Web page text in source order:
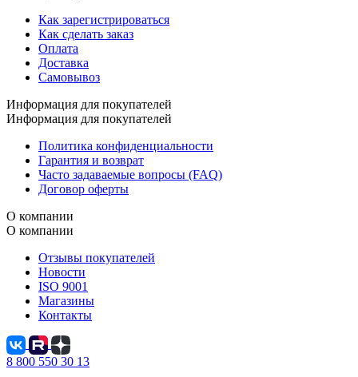
Как зарегистрироваться
Как сделать заказ
Оплата
Доставка
Самовывоз
Информация для покупателей
Информация для покупателей
Политика конфиденциальности
Гарантия и возврат
Часто задаваемые вопросы (FAQ)
Договор оферты
О компании
О компании
Отзывы покупателей
Новости
ISO 9001
Магазины
Контакты
8 800 550 30 13